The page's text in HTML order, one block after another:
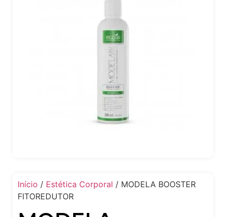
Início / Estética Corporal / MODELA BOOSTER
FITOREDUTOR